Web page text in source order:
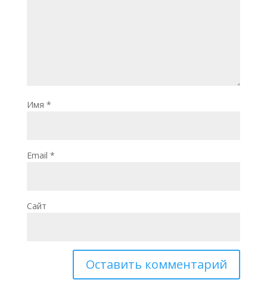
Имя *
Email *
Сайт